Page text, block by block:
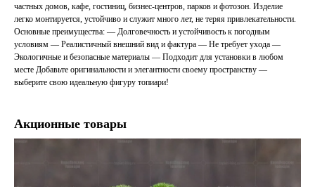
частных домов, кафе, гостиниц, бизнес-центров, парков и фотозон. Изделие
легко монтируется, устойчиво и служит много лет, не теряя привлекательности.
Основные преимущества: — Долговечность и устойчивость к погодным
условиям — Реалистичный внешний вид и фактура — Не требует ухода —
Экологичные и безопасные материалы — Подходит для установки в любом
месте Добавьте оригинальности и элегантности своему пространству —
выберите свою идеальную фигуру топиари!
Акционные товары